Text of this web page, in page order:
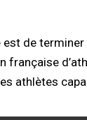
est de
française
athlètes